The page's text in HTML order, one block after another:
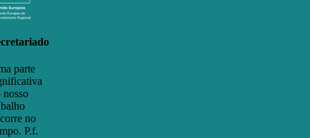
parte
nosso
no
P.f.